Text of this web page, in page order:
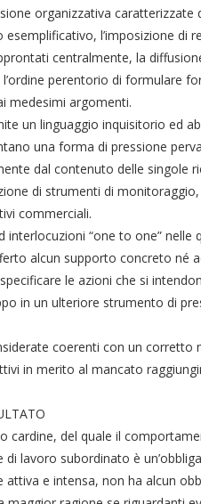
organizzativa caratterizzate
l’imposizione di
centralmente, la
perentorio di formulare
medesimi argomenti.
un linguaggio inquisitorio ed
una forma di pressione
dal contenuto delle singole
di strumenti di
commerciali.
“one to one”
alcun supporto concreto né
le azioni che si
in un ulteriore strumento di
coerenti con un corretto
in merito al mancato
cardine, del quale il
di lavoro subordinato è
e intensa, non ha alcun